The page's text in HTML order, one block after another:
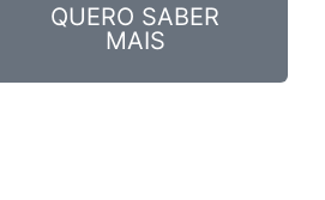
QUERO SABER
MAIS